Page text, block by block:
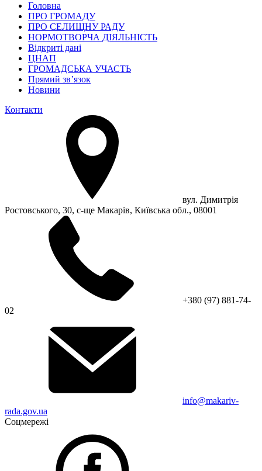
Головна
ПРО ГРОМАДУ
ПРО СЕЛИЩНУ РАДУ
НОРМОТВОРЧА ДІЯЛЬНІСТЬ
Відкриті дані
ЦНАП
ГРОМАДСЬКА УЧАСТЬ
Прямий зв’язок
Новини
Контакти
вул. Димитрія
Ростовського, 30, с-ще Макарів, Київська обл., 08001
+380 (97) 881-74-
02
info@makariv-
rada.gov.ua
Соцмережі